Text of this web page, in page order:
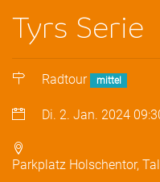
Tyrs Serie
Radtour mittel
Di. 2. Jan. 2024
Parkplatz Holschentor,